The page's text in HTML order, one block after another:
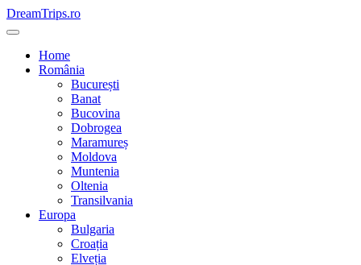
Skip
to
DreamTrips.ro
Home
România
București
Banat
Bucovina
Dobrogea
Maramureș
Moldova
Muntenia
Oltenia
Transilvania
Europa
Bulgaria
Croația
Elveția